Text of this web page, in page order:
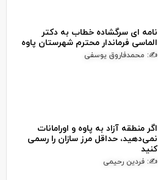
نامه ای سرگشاده خطاب به دکتر
الماسی فرماندار محترم شهرستان پاوه
✍: محمدفاروق یوسفی
اگر منطقه آزاد به پاوه و اورامانات
نمی‌دهید، حداقل مرز سازان را رسمی
کنید
✍: فردین رحیمی